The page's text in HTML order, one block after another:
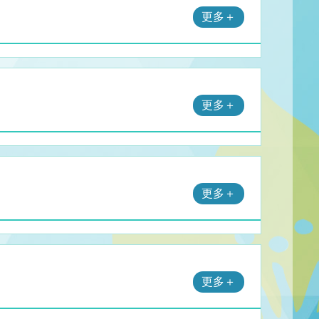
更多＋
更多＋
更多＋
更多＋